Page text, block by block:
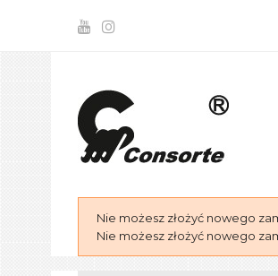
Nie możesz złożyć nowego
Nie możesz złożyć nowego